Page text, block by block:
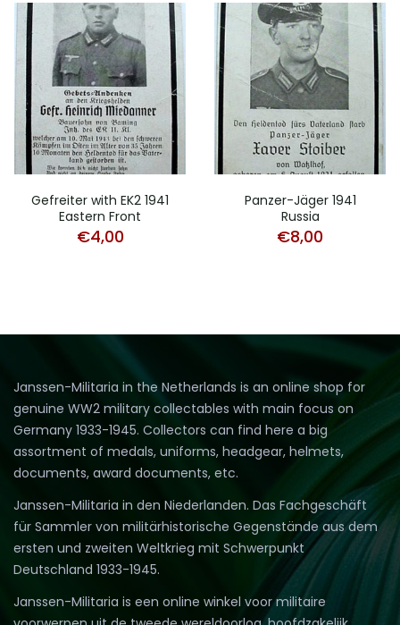
Gefreiter with EK2 1941
Eastern Front
€4,00
Panzer-Jäger 1941
Russia
€8,00
Janssen-Militaria in the Netherlands is an online shop for
genuine WW2 military collectables with main focus on
Germany 1933-1945. Collectors can find here a big
assortment of medals, uniforms, headgear, helmets,
documents, award documents, etc.
Janssen-Militaria in den Niederlanden. Das Fachgeschäft
für Sammler von militärhistorische Gegenstände aus dem
ersten und zweiten Weltkrieg mit Schwerpunkt
Deutschland 1933-1945.
Janssen-Militaria is een online winkel voor militaire